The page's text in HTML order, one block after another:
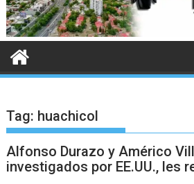
Tag: huachicol
Alfonso Durazo y Américo
investigados por EE.UU., les